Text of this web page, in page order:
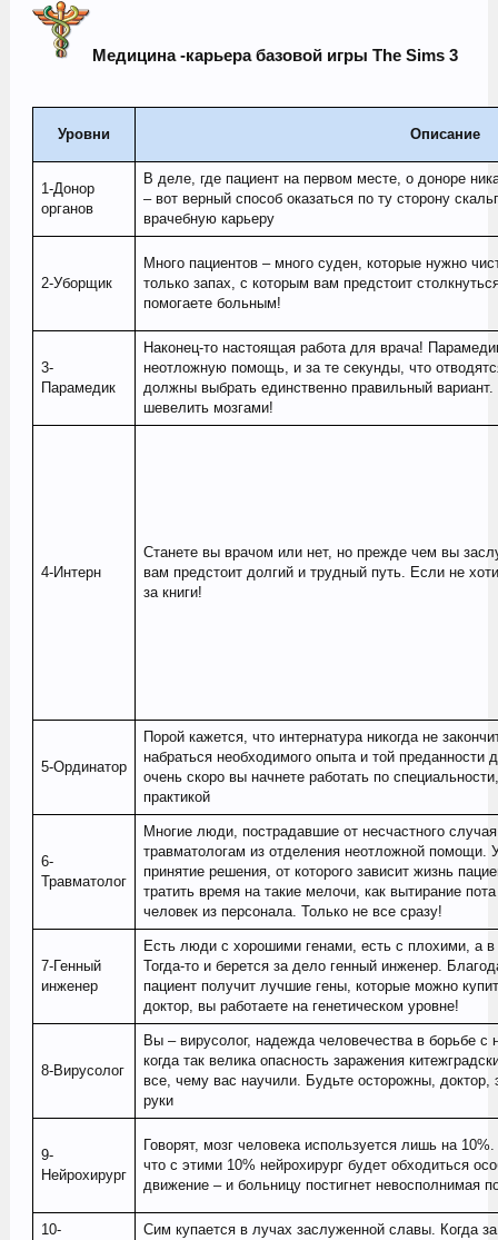
Медицина -карьера базовой игры The Sims 3
Уровни Описание
1-Донор
органов
В деле, где пациент на первом месте, о доноре
– вот верный способ оказаться по ту сторону
врачебную карьеру
2-Уборщик
Много пациентов – много суден, которые нужно
только запах, с которым вам предстоит
помогаете больным!
3-
Парамедик
Наконец-то настоящая работа для врача!
неотложную помощь, и за те секунды, что
должны выбрать единственно правильный
шевелить мозгами!
4-Интерн
Станете вы врачом или нет, но прежде чем вы
вам предстоит долгий и трудный путь. Если не
за книги!
5-Ординатор
Порой кажется, что интернатура никогда не
набраться необходимого опыта и той
очень скоро вы начнете работать по
практикой
6-
Травматолог
Многие люди, пострадавшие от несчастного
травматологам из отделения неотложной помощи.
принятие решения, от которого зависит жизнь
тратить время на такие мелочи, как вытирание
человек из персонала. Только не все сразу!
7-Генный
инженер
Есть люди с хорошими генами, есть с плохими, а в
Тогда-то и берется за дело генный инженер.
пациент получит лучшие гены, которые можно
доктор, вы работаете на генетическом уровне!
8-Вирусолог
Вы – вирусолог, надежда человечества в борьбе
когда так велика опасность заражения
все, чему вас научили. Будьте осторожны,
руки
9-
Нейрохирург
Говорят, мозг человека используется лишь на
что с этими 10% нейрохирург будет обходиться
движение – и больницу постигнет невосполнимая
10-
Сим купается в лучах заслуженной славы. Когда